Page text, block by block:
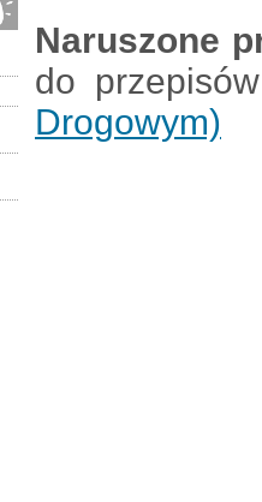
Naruszone
do
Drogowym)